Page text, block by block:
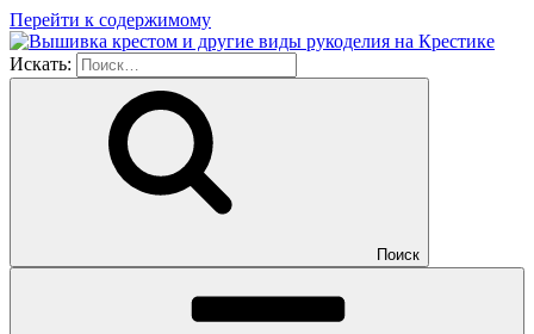
Перейти к содержимому
Искать:
Поиск